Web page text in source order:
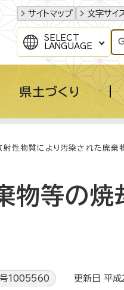
サイトマップ 文字サイ
SELECT
LANGUAGE
県土づくり
性物質により汚染された廃棄
物等の焼
号1005560 更新日 平成